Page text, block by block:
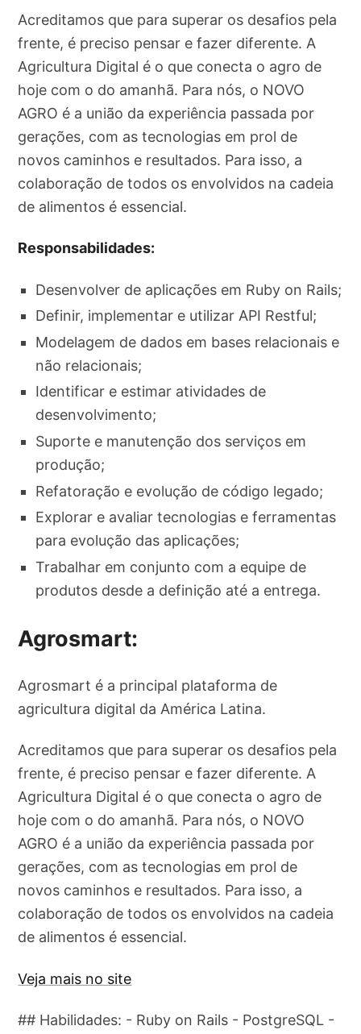
Acreditamos que para superar os desafios pela
frente, é preciso pensar e fazer diferente. A
Agricultura Digital é o que conecta o agro de
hoje com o do amanhã. Para nós, o NOVO
AGRO é a união da experiência passada por
gerações, com as tecnologias em prol de
novos caminhos e resultados. Para isso, a
colaboração de todos os envolvidos na cadeia
de alimentos é essencial.
Responsabilidades:
Desenvolver de aplicações em Ruby on Rails;
Definir, implementar e utilizar API Restful;
Modelagem de dados em bases relacionais e
não relacionais;
Identificar e estimar atividades de
desenvolvimento;
Suporte e manutenção dos serviços em
produção;
Refatoração e evolução de código legado;
Explorar e avaliar tecnologias e ferramentas
para evolução das aplicações;
Trabalhar em conjunto com a equipe de
produtos desde a definição até a entrega.
Agrosmart:
Agrosmart é a principal plataforma de
agricultura digital da América Latina.
Acreditamos que para superar os desafios pela
frente, é preciso pensar e fazer diferente. A
Agricultura Digital é o que conecta o agro de
hoje com o do amanhã. Para nós, o NOVO
AGRO é a união da experiência passada por
gerações, com as tecnologias em prol de
novos caminhos e resultados. Para isso, a
colaboração de todos os envolvidos na cadeia
de alimentos é essencial.
Veja mais no site
## Habilidades: - Ruby on Rails - PostgreSQL -